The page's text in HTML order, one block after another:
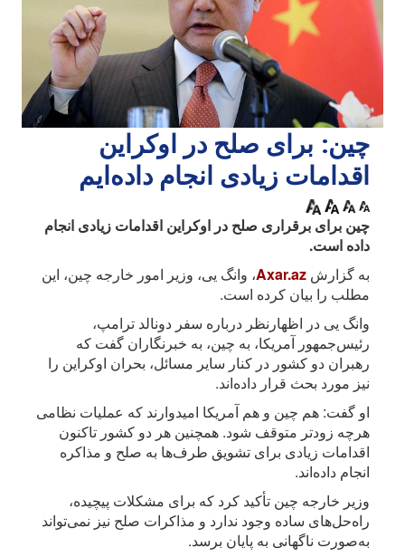
چین: برای صلح در اوکراین
اقدامات زیادی انجام داده‌ایم
چین برای برقراری صلح در اوکراین اقدامات زیادی انجام
داده است.
به گزارش Axar.az، وانگ یی، وزیر امور خارجه چین، این
مطلب را بیان کرده است.
وانگ یی در اظهارنظر درباره سفر دونالد ترامپ،
رئیس‌جمهور آمریکا، به چین، به خبرنگاران گفت که
رهبران دو کشور در کنار سایر مسائل، بحران اوکراین را
نیز مورد بحث قرار داده‌اند.
او گفت: هم چین و هم آمریکا امیدوارند که عملیات نظامی
هرچه زودتر متوقف شود. همچنین هر دو کشور تاکنون
اقدامات زیادی برای تشویق طرف‌ها به صلح و مذاکره
انجام داده‌اند.
وزیر خارجه چین تأکید کرد که برای مشکلات پیچیده،
راه‌حل‌های ساده وجود ندارد و مذاکرات صلح نیز نمی‌تواند
به‌صورت ناگهانی به پایان برسد.